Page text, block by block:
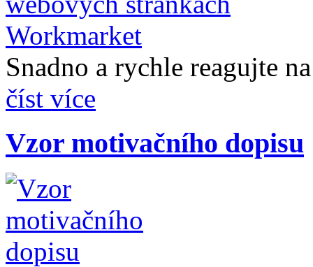
Snadno a rychle reagujte
číst více
Vzor motivačního dopisu